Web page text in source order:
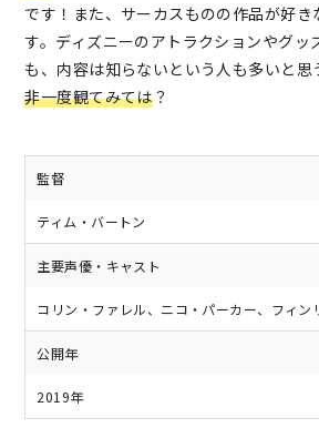
です！また、サーカスものの作品が好き
す。ディズニーのアトラクションやグッ
も、内容は知らないという人も多いと思
非一度観てみては？
監督
ティム・バートン
主要声優・キャスト
コリン・ファレル、ニコ・パーカー、フィン
公開年
2019年